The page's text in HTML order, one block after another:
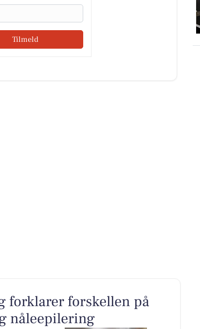
Tilmeld
forklarer forskellen på
nåleepilering